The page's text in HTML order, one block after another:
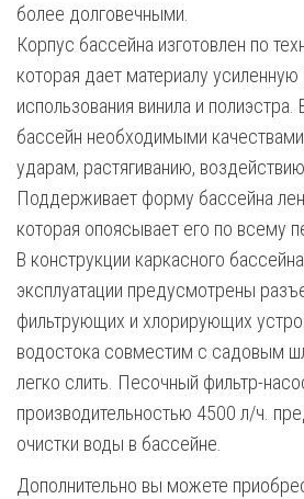
более долговечными.
Корпус бассейна изготовлен по
которая дает материалу
использования винила и
бассейн необходимыми
ударам, растягиванию,
Поддерживает форму бассейна
которая опоясывает его по всему
В конструкции каркасного
эксплуатации предусмотрены
фильтрующих и хлорирующих
водостока совместим с садовым
легко слить. Песочный фильтр-
производительностью 4500 л/ч.
очистки воды в бассейне.
Дополнительно вы можете